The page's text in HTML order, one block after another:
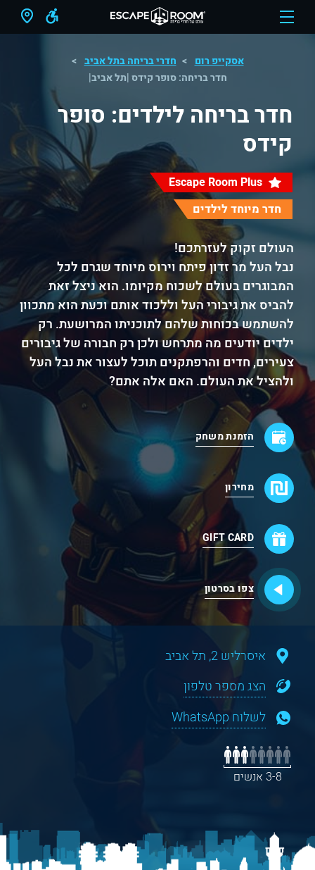
אסקייפ רום
חדרי בריחה בתל אביב
חדר בריחה: סופר קידס |תל אביב|
חדר בריחה לילדים: סופר
קידס
Escape Room Plus
חדר מיוחד לילדים
העולם זקוק לעזרתכם!
נבל העל מר זדון פיתח וירוס מיוחד שגרם לכל
המבוגרים בעולם לשכוח מקיומו. הוא ניצל זאת
להביס את גיבורי העל וללכוד אותם וכעת הוא מתכוון
להשתמש בכוחות שלהם לתוכניתו המרושעת. רק
ילדים יודעים מה מתרחש ולכן רק חבורה של גיבורים
צעירים, חדים והרפתקנים תוכל לעצור את נבל העל
ולהציל את העולם. האם אלה אתם?
הזמנת משחק
מחירון
GIFT CARD
צפו בסרטון
איסרליש 2, תל אביב
הצג מספר טלפון
לשלוח WhatsApp
3-8 אנשים